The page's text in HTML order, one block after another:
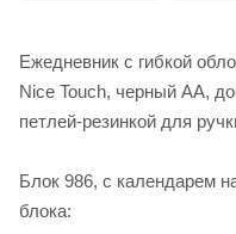
Ежедневник с гибкой
Nice Touch, черный АА,
петлей-резинкой для
Блок 986, с календарем
блока: